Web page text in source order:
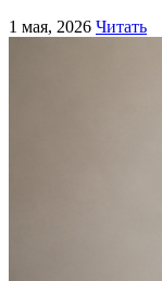
1 мая, 2026 Читать